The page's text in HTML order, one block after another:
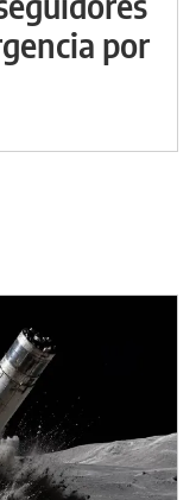
por